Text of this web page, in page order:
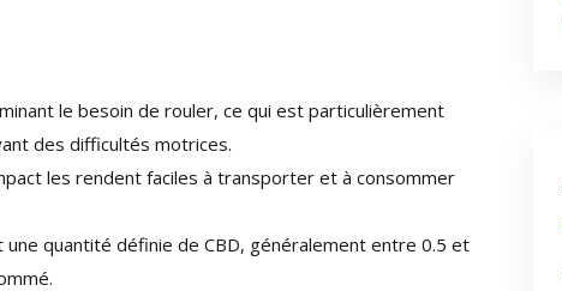
le besoin de rouler, ce qui est particulièrement
des difficultés motrices.
les rendent faciles à transporter et à consommer
quantité définie de CBD, généralement entre 0.5 et